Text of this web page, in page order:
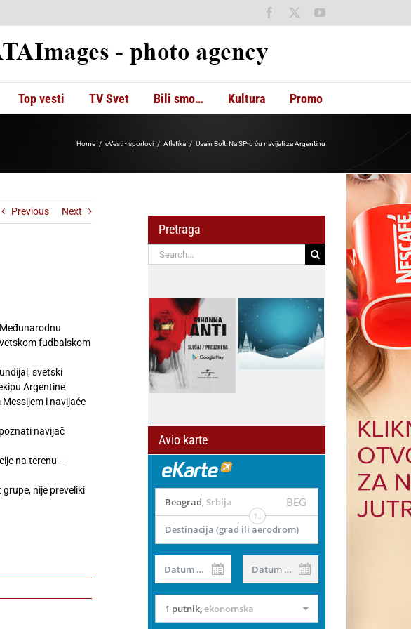
Facebook YouTube
Top vesti TV Svet Bili smo… Kultura Promo
Home cVesti - sportovi Atletika Usain Bolt: Na SP-u ću navijati za Argentinu
Previous Next
fudbalskom
svetski
Argentine
i navijaće
navijač
na terenu –
nije preveliki
Pretraga
Search
for:
Avio karte
Beograd, Srbija BEG
Destinacija (grad ili aerodrom)
Datum od Datum do
1 putnik,ekonomska